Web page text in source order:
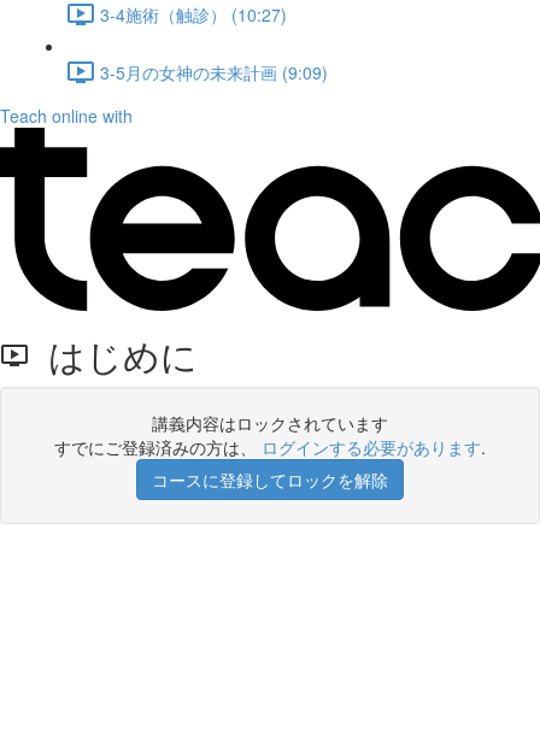
3-4施術（触診） (10:27)
3-5月の女神の未来計画 (9:09)
Teach online with
はじめに
講義内容はロックされています
すでにご登録済みの方は、 ログインする必要があります.
コースに登録してロックを解除